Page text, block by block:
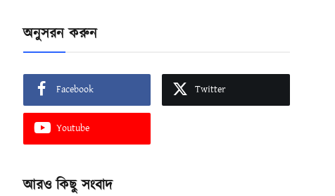
অনুসরন করুন
Facebook Twitter
Youtube
আরও কিছু সংবাদ